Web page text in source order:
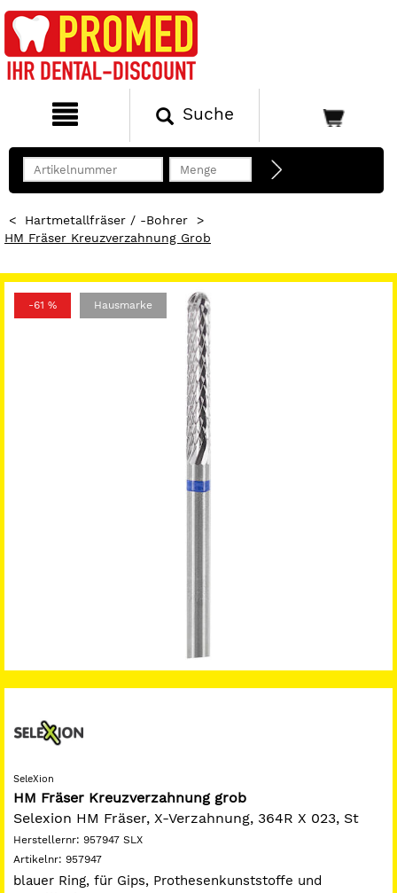
Suche
< Hartmetallfräser / -Bohrer
>
HM Fräser Kreuzverzahnung Grob
-61 % Hausmarke
SeleXion
HM Fräser Kreuzverzahnung grob
Selexion HM Fräser, X-Verzahnung, 364R X 023, St
Herstellernr: 957947 SLX
Artikelnr: 957947
blauer Ring, für Gips, Prothesenkunststoffe und